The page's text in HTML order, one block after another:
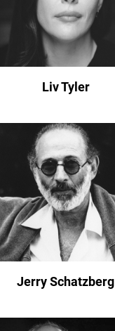
Liv Tyler
Jerry Schatzberg